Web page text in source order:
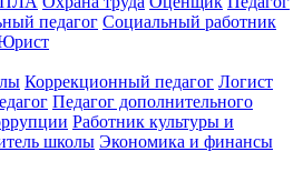
педагог Социальный работник
Коррекционный педагог Логист
Педагог дополнительного
Работник культуры и
школы Экономика и финансы